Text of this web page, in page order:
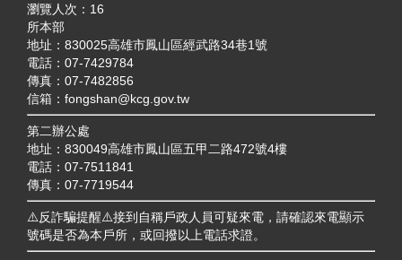
瀏覽人次： 16
所本部
地址：830025高雄市鳳山區經武路34巷1號
電話：07-7429784
傳真：07-7482856
信箱：fongshan@kcg.gov.tw
第二辦公處
地址：830049高雄市鳳山區五甲二路472號4樓
電話：07-7511841
傳真：07-7719544
⚠️反詐騙提醒⚠️接到自稱戶政人員可疑來電，請確認來電顯示
號碼是否為本戶所，或回撥以上電話求證。